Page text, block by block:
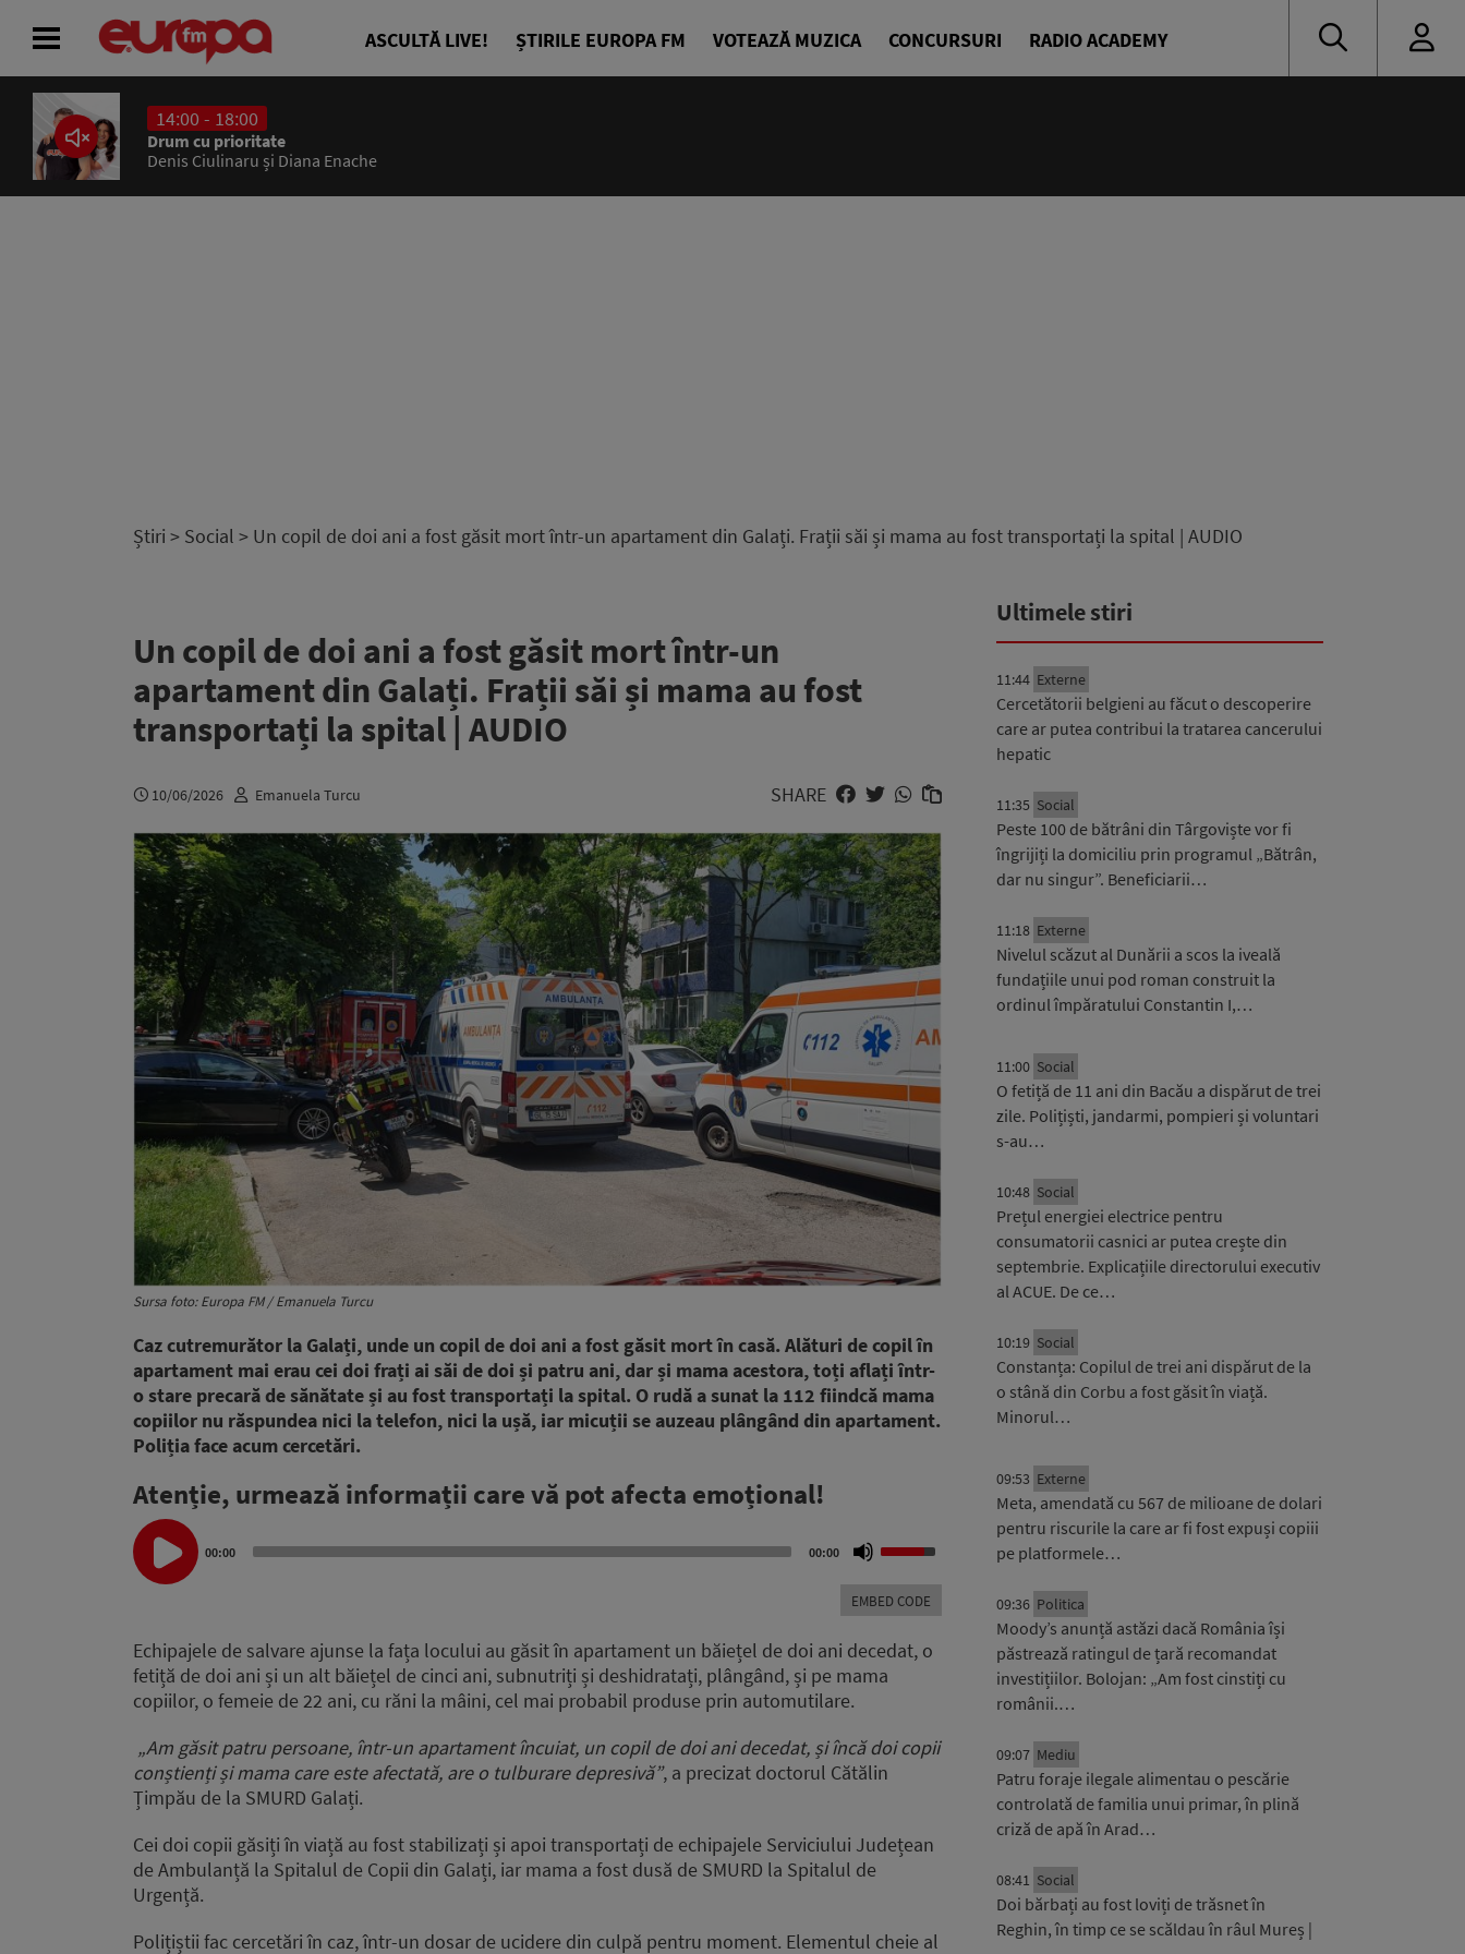
ASCULTĂ LIVE! ȘTIRILE EUROPA FM VOTEAZĂ MUZICA CONCURSURI RADIO ACADEMY
14:00 - 18:00
Drum cu prioritate
Denis Ciulinaru și Diana Enache
Știri > Social > Un copil de doi ani a fost găsit mort într-un apartament din Galați. Frații săi și mama au fost transportați la spital | AUDIO
Un copil de doi ani a fost găsit mort într-un
apartament din Galați. Frații săi și mama au fost
transportați la spital | AUDIO
10/06/2026 Emanuela Turcu SHARE
Sursa foto: Europa FM / Emanuela Turcu
Caz cutremurător la Galați, unde un copil de doi ani a fost găsit mort în casă.Alături de copil în
apartament mai erau cei doi frați ai săi de doi și patru ani, dar și mama acestora, toți aflați într-
o stare precară de sănătate și au fost transportați la spital. O rudă a sunat la 112 fiindcă mama
copiilor nu răspundea nici la telefon, nici la ușă, iar micuții se auzeau plângând din apartament.
Poliția face acum cercetări.
Atenție, urmează informații care vă pot afecta emoțional!
Audio
Player
00:00 00:00
Up/Down
keys
increase
or
EMBED CODE
Echipajele de salvare ajunse la fața locului au găsit în apartament un băiețel de doi ani decedat, o
fetiță de doi ani și un alt băiețel de cinci ani, subnutriți și deshidratați, plângând, și pe mama
copiilor, o femeie de 22 ani, cu răni la mâini, cel mai probabil produse prin automutilare.
„Am găsit patru persoane, într-un apartament încuiat, un copil de doi ani decedat, și încă doi copii
conștienți și mama care este afectată, are o tulburare depresivă”, a precizat doctorul Cătălin
Țimpău de la SMURD Galați.
Cei doi copii găsiți în viață au fost stabilizați și apoi transportați de echipajele Serviciului Județean
de Ambulanță la Spitalul de Copii din Galați, iar mama a fost dusă de SMURD la Spitalul de
Urgență.
Polițiștii fac cercetări în caz, într-un dosar de ucidere din culpă pentru moment. Elementul cheie al
Ultimele stiri
11:44 Externe
Cercetătorii belgieni au făcut o descoperire
care ar putea contribui la tratarea cancerului
hepatic
11:35 Social
Peste 100 de bătrâni din Târgoviște vor fi
îngrijiți la domiciliu prin programul „Bătrân,
dar nu singur”. Beneficiarii…
11:18 Externe
Nivelul scăzut al Dunării a scos la iveală
fundațiile unui pod roman construit la
ordinul împăratului Constantin I,…
11:00 Social
O fetiță de 11 ani din Bacău a dispărut de trei
zile. Polițiști, jandarmi, pompieri și voluntari
s-au…
10:48 Social
Prețul energiei electrice pentru
consumatorii casnici ar putea crește din
septembrie. Explicațiile directorului executiv
al ACUE. De ce…
10:19 Social
Constanța: Copilul de trei ani dispărut de la
o stână din Corbu a fost găsit în viață.
Minorul…
09:53 Externe
Meta, amendată cu 567 de milioane de dolari
pentru riscurile la care ar fi fost expuși copiii
pe platformele…
09:36 Politica
Moody’s anunță astăzi dacă România își
păstrează ratingul de țară recomandat
investițiilor. Bolojan: „Am fost cinstiți cu
românii.…
09:07 Mediu
Patru foraje ilegale alimentau o pescărie
controlată de familia unui primar, în plină
criză de apă în Arad…
08:41 Social
Doi bărbați au fost loviți de trăsnet în
Reghin, în timp ce se scăldau în râul Mureș |
ACASĂ
ȘTIRI